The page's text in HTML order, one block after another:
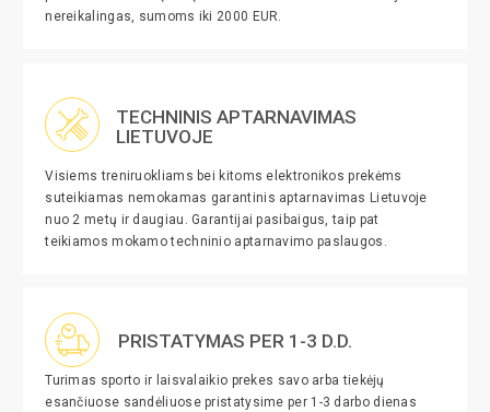
nereikalingas, sumoms iki 2000 EUR.
TECHNINIS APTARNAVIMAS
LIETUVOJE
Visiems treniruokliams bei kitoms elektronikos prekėms
suteikiamas nemokamas garantinis aptarnavimas Lietuvoje
nuo 2 metų ir daugiau. Garantijai pasibaigus, taip pat
teikiamos mokamo techninio aptarnavimo paslaugos.
PRISTATYMAS PER 1-3 D.D.
Turimas sporto ir laisvalaikio prekes savo arba tiekėjų
esančiuose sandėliuose pristatysime per 1-3 darbo dienas